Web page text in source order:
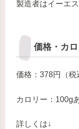
製造者はイーエ
価格・カ
価格：378円（税
カロリー：100g
詳しくは↓